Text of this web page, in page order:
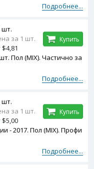
Подробнее...
Пол (MIX). Частично за
Подробнее...
шт.
за 1 шт.
$4,81
Купить
- 2017. Пол (MIX). Профи
Подробнее...
шт.
за 1 шт.
$5,00
Купить